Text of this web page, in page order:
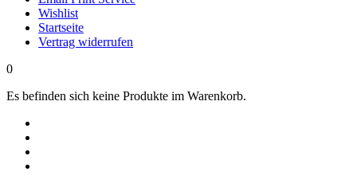
Wishlist
Startseite
Vertrag widerrufen
0
Es befinden sich keine Produkte im Warenkorb.